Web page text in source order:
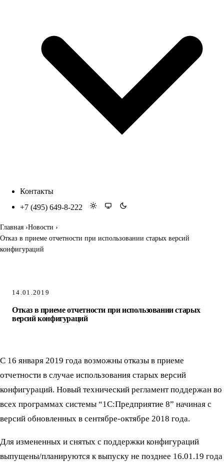
Контакты
+7 (495) 649-8-222
Главная Новости
Отказ в приеме отчетности при использовании старых версий
конфигураций
14.01.2019
Отказ в приеме отчетности при использовании старых
версий конфигураций
С 16 января 2019 года возможны отказы в приеме
отчетности в случае использования старых версий
конфигураций. Новый технический регламент поддержан во
всех программах системы “1С:Предприятие 8” начиная с
версий обновленных в сентябре-октябре 2018 года.
Для измененных и снятых с поддержки конфигураций
выпущены/планируются к выпуску не позднее 16.01.19 года